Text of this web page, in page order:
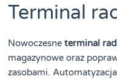
Terminal
Nowoczesneterminal
magazynowe oraz
zasobami.